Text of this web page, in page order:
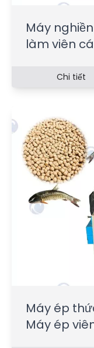
Máy
làm viên cá
Chi tiết
Máy ép
Máy ép